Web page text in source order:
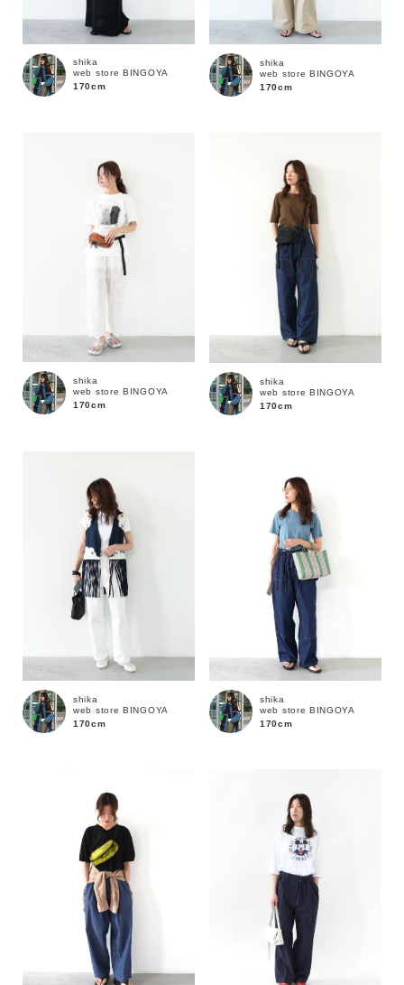
商品タイプ
通常商品 予約商品
WEB限定
在庫
在庫あり 在庫なし含む
shika
web store BINGOYA
170cm
shika
web store BINGOYA
170cm
shika
web store BINGOYA
170cm
shika
web store BINGOYA
170cm
shika
web store BINGOYA
170cm
shika
web store BINGOYA
170cm